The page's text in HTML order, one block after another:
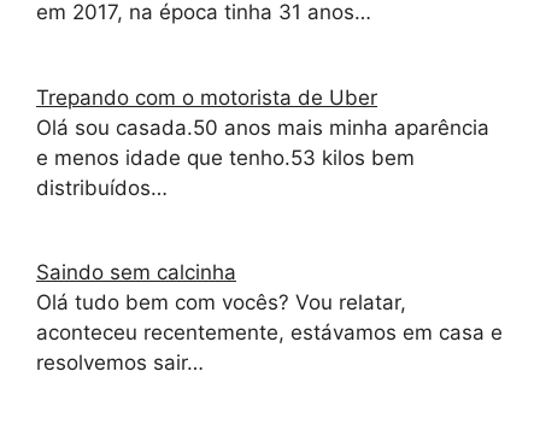
em 2017, na época tinha 31 anos…
Trepando com o motorista de Uber
Olá sou casada.50 anos mais minha aparência
e menos idade que tenho.53 kilos bem
distribuídos…
Saindo sem calcinha
Olá tudo bem com vocês? Vou relatar,
aconteceu recentemente, estávamos em casa e
resolvemos sair…